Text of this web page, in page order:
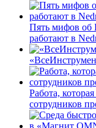
Пять мифов об
работают в
Работа,
сотрудников